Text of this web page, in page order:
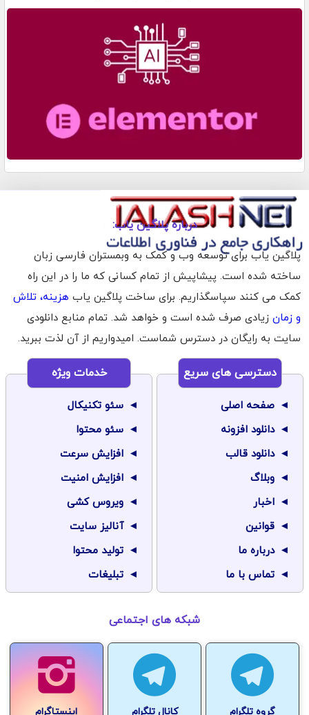
درباره پلاگین یاب:
پلاگین یاب برای توسعه وب و کمک به وبمستران فارسی زبان
ساخته شده است. پیشاپیش از تمام کسانی که ما را در این راه
کمک می کنند سپاسگذاریم. برای ساخت پلاگین یاب هزینه، تلاش
و زمان زیادی صرف شده است و خواهد شد. تمام منابع دانلودی
سایت به رایگان در دسترس شماست. امیدواریم از آن لذت ببرید.
دسترسی های سریع
صفحه اصلی
دانلود افزونه
دانلود قالب
وبلاگ
اخبار
قوانین
درباره ما
تماس با ما
خدمات ویژه
سئو تکنیکال
سئو محتوا
افزایش سرعت
افزایش امنیت
ویروس کشی
آنالیز سایت
تولید محتوا
تبلیغات
شبکه های اجتماعی
گروه تلگرام کانال تلگرام اینستاگرام